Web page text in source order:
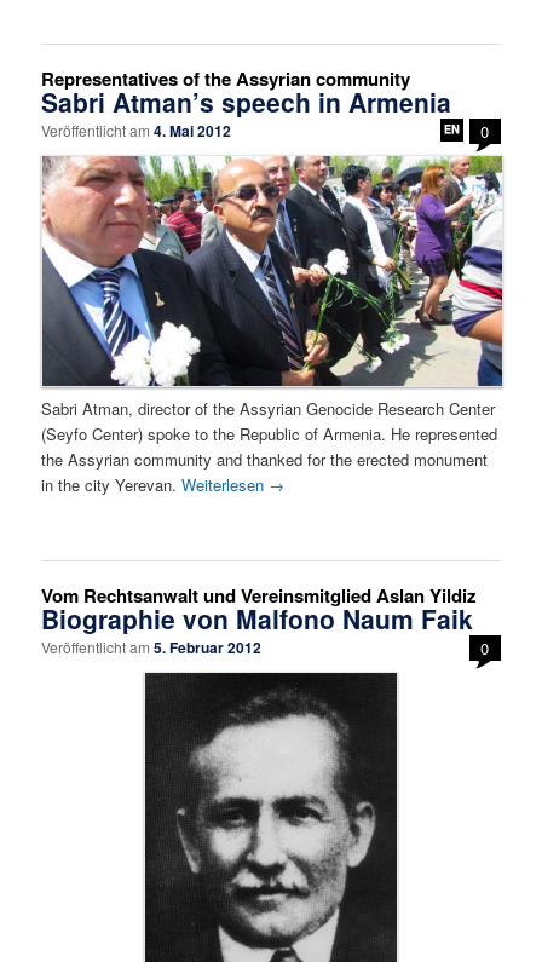
Representatives of the Assyrian community
Sabri Atman’s speech in Armenia
Veröffentlicht am4. Mai 2012 0
Sabri Atman, director of the Assyrian Genocide Research Center
(Seyfo Center) spoke to the Republic of Armenia. He represented
the Assyrian community and thanked for the erected monument
in the city Yerevan.Weiterlesen →
Vom Rechtsanwalt und Vereinsmitglied Aslan Yildiz
Biographie von Malfono Naum Faik
Veröffentlicht am5. Februar 2012 0